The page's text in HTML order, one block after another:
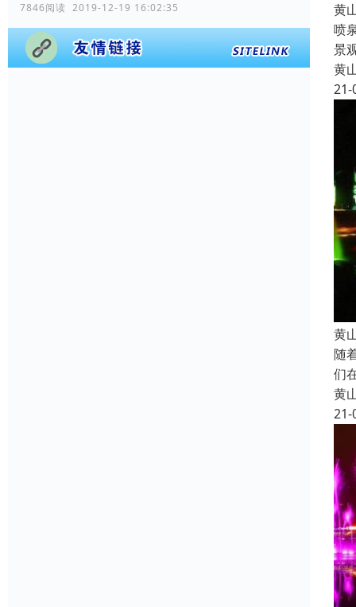
7846阅读 2019-12-19 16:02:35
黄
喷
景
黄
21-
黄
随
们
黄
21-